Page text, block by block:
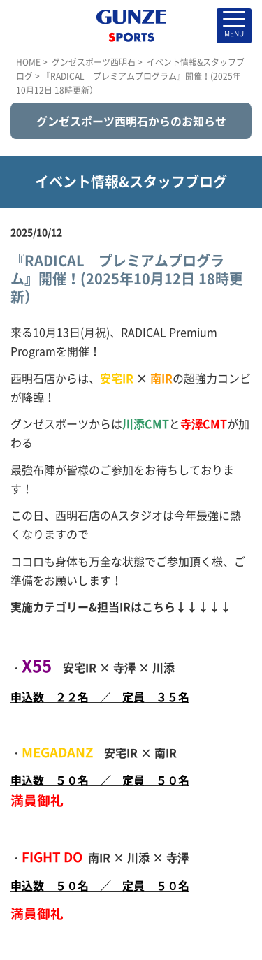
HOME> グンゼスポーツ西明石> イベント情報&スタッフブ
ログ> 『RADICAL プレミアムプログラム』開催！(2025年
10月12日 18時更新）
グンゼスポーツ西明石からのお知らせ
イベント情報&スタッフブログ
2025/10/12
『RADICAL プレミアムプログラ
ム』開催！(2025年10月12日 18時更
新）
来る10月13日(月祝)、RADICAL Premium
Programを開催！
西明石店からは、 安宅IR × 南IRの超強力コンビ
が降臨！
グンゼスポーツからは川添CMTと寺澤CMTが加
わる
最強布陣が皆様のご参加をお待ちしておりま
す！
この日、西明石店のAスタジオは今年最強に熱
くなりますので
ココロも身体も万全な状態でご参加頂く様、ご
準備をお願いします！
実施カテゴリー&担当IRはこちら↓↓↓↓↓
・ X55
安宅IR × 寺澤 × 川添
申込数 ２２名 ／ 定員 ３５名
・ MEGADANZ
安宅IR × 南IR
申込数 ５０名 ／ 定員 ５０名
満員御礼
・ FIGHT DO 南IR × 川添 × 寺澤
申込数 ５０名 ／ 定員 ５０名
満員御礼